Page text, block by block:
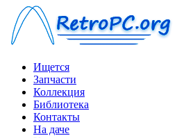
Ищется
Запчасти
Коллекция
Библиотека
Контакты
На даче